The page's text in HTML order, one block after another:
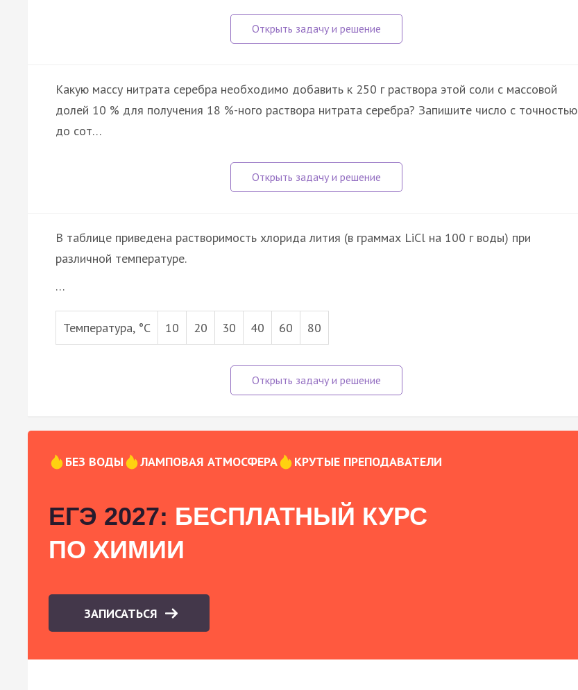
Какую массу нитрата серебра необходимо добавить к 250 г раствора этой соли с массовой
долей 10 % для получения 18 %-ного раствора нитрата серебра? Запишите число с точностью
до сот…
В таблице приведена растворимость хлорида лития (в граммах LiCl на 100 г воды) при
различной температуре.
…
Температура, °С 10 20 30 40 60 80
БЕЗ ВОДЫ ЛАМПОВАЯ АТМОСФЕРА КРУТЫЕ ПРЕПОДАВАТЕЛИ
ЕГЭ 2027: БЕСПЛАТНЫЙ КУРС
ПО ХИМИИ
ЗАПИСАТЬСЯ